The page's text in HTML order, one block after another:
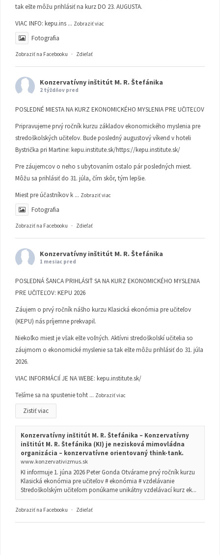
tak ešte môžu prihlásiť na kurz DO 23. AUGUSTA.
VIAC INFO: kepu.ins ... Zobraziť viac
Fotografia
Zobraziť na Facebooku · Zdieľať
Konzervatívny inštitút M. R. Štefánika
2 týždňov pred
POSLEDNÉ MIESTA NA KURZ EKONOMICKÉHO MYSLENIA PRE UČITEĽOV
Pripravujeme prvý ročník kurzu základov ekonomického myslenia pre
stredoškolských učiteľov. Bude posledný augustový víkend v hoteli
Bystrička pri Martine: kepu.institute.sk/https://kepu.institute.sk/
Pre záujemcov o neho s ubytovaním ostalo pár posledných miest.
Môžu sa prihlásiť do 31. júla, čím skôr, tým lepšie.
Miest pre účastníkov k ... Zobraziť viac
Fotografia
Zobraziť na Facebooku · Zdieľať
Konzervatívny inštitút M. R. Štefánika
1 mesiac pred
POSLEDNÁ ŠANCA PRIHLÁSIŤ SA NA KURZ EKONOMICKÉHO MYSLENIA
PRE UČITEĽOV: KEPU 2026
Záujem o prvý ročník nášho kurzu Klasická ekonómia pre učiteľov
(KEPU) nás príjemne prekvapil.
Niekoľko miest je však ešte voľných. Aktívni stredoškolskí učitelia so
záujmom o ekonomické myslenie sa tak ešte môžu prihlásiť do 31. júla
2026.
VIAC INFORMÁCIÍ JE NA WEBE: kepu.institute.sk/
Tešíme sa na spustenie toht ... Zobraziť viac
Zistiť viac
Konzervatívny inštitút M. R. Štefánika – Konzervatívny
inštitút M. R. Štefánika (KI) je nezisková mimovládna
organizácia – konzervatívne orientovaný think-tank.
www.konzervativizmus.sk
KI informuje 1. júna 2026 Peter Gonda Otvárame prvý ročník kurzu
Klasická ekonómia pre učiteľov # ekonómia # vzdelávanie
Stredoškolským učiteľom ponúkame unikátny vzdelávací kurz ek...
Zobraziť na Facebooku · Zdieľať